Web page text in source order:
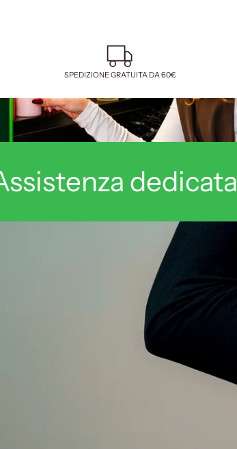
SPEDIZIONE GRATUITA DA 60€
dedicata